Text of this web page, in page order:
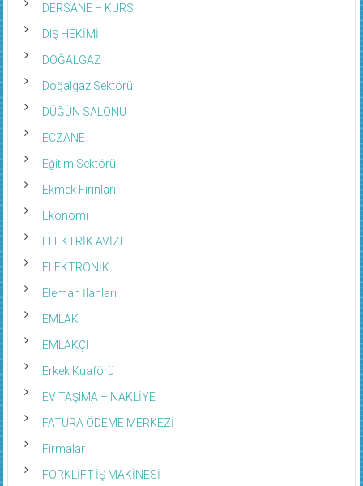
DERSANE – KURS
DIŞ HEKİMİ
DOĞALGAZ
Doğalgaz Sektörü
DÜĞÜN SALONU
ECZANE
Eğitim Sektörü
Ekmek Fırınları
Ekonomi
ELEKTRİK AVİZE
ELEKTRONİK
Eleman İlanları
EMLAK
EMLAKÇI
Erkek Kuaförü
EV TAŞIMA – NAKLİYE
FATURA ÖDEME MERKEZİ
Firmalar
FORKLİFT-İŞ MAKİNESİ